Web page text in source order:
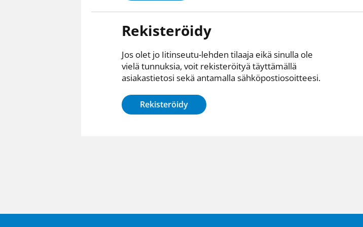
Rekisteröidy
Jos olet jo Iitinseutu-lehden tilaaja eikä sinulla ole
vielä tunnuksia, voit rekisteröityä täyttämällä
asiakastietosi sekä antamalla sähkö­posti­osoitteesi.
Rekisteröidy